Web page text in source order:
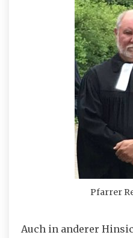
Pfarrer
Auch in anderer